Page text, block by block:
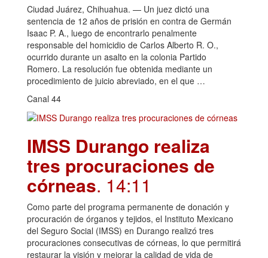
Ciudad Juárez, Chihuahua. — Un juez dictó una
sentencia de 12 años de prisión en contra de Germán
Isaac P. A., luego de encontrarlo penalmente
responsable del homicidio de Carlos Alberto R. O.,
ocurrido durante un asalto en la colonia Partido
Romero. La resolución fue obtenida mediante un
procedimiento de juicio abreviado, en el que …
Canal 44
IMSS Durango realiza
tres procuraciones de
córneas. 14:11
Como parte del programa permanente de donación y
procuración de órganos y tejidos, el Instituto Mexicano
del Seguro Social (IMSS) en Durango realizó tres
procuraciones consecutivas de córneas, lo que permitirá
restaurar la visión y mejorar la calidad de vida de